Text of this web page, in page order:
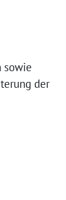
sowie
der